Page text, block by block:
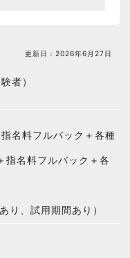
更新日： 2026年6月27日
者）
名料フルバック＋各種
指名料フルバック＋各
り、試用期間あり）